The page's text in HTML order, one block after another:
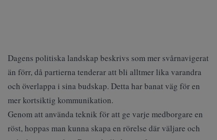
Dagens politiska landskap beskrivs som mer svårnavigerat
än förr, då partierna tenderar att bli alltmer lika varandra
och överlappa i sina budskap. Detta har banat väg för en
mer kortsiktig kommunikation.
Genom att använda teknik för att ge varje medborgare en
röst, hoppas man kunna skapa en rörelse där väljare och